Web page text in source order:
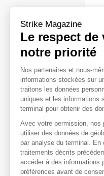
Strike Magazine
Le respect de
notre priorité
Nos partenaires et nous-
informations stockées sur
traitons les données
uniques et les informations
terminal pour obtenir des
Avec votre permission, nos
utiliser des données de
par analyse du terminal.
traitements décrits
accéder à des informations
préférences avant de